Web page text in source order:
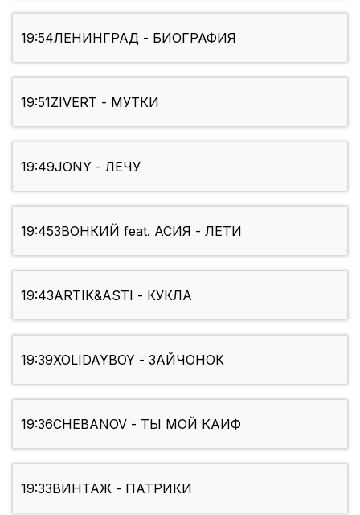
19:54ЛЕНИНГРАД - БИОГРАФИЯ
19:51ZIVERT - МУТКИ
19:49JONY - ЛЕЧУ
19:45ЗВОНКИЙ feat. АСИЯ - ЛЕТИ
19:43ARTIK&ASTI - КУКЛА
19:39XOLIDAYBOY - ЗАЙЧОНОК
19:36CHEBANOV - ТЫ МОЙ КАИФ
19:33ВИНТАЖ - ПАТРИКИ